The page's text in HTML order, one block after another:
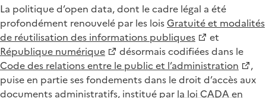
La politique d’open data, dont le cadre légal a été
profondément renouvelé par les loisGratuité et modalités
de réutilisation des informations publiques
et
République numérique
désormais codifiées dans le
Code des relations entre le public et l’administration
,
puise en partie ses fondements dans le droit d’accès aux
documents administratifs, institué par la loi CADA en